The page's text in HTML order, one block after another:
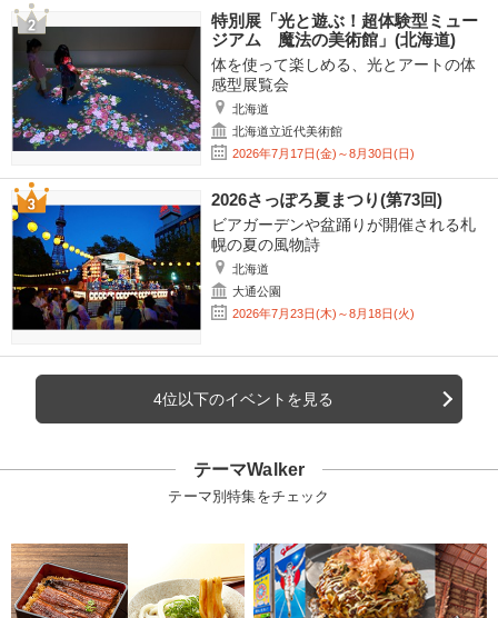
特別展「光と遊ぶ！超体験型ミュー
ジアム 魔法の美術館」(北海道)
体を使って楽しめる、光とアートの体
感型展覧会
北海道
北海道立近代美術館
2026年7月17日(金)～8月30日(日)
2026さっぽろ夏まつり(第73回)
ビアガーデンや盆踊りが開催される札
幌の夏の風物詩
北海道
大通公園
2026年7月23日(木)～8月18日(火)
4位以下のイベントを見る
テーマWalker
テーマ別特集をチェック